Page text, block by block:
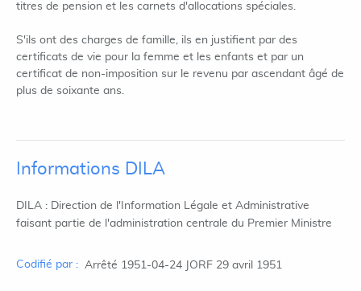
titres de pension et les carnets d'allocations spéciales.
S'ils ont des charges de famille, ils en justifient par des
certificats de vie pour la femme et les enfants et par un
certificat de non-imposition sur le revenu par ascendant âgé de
plus de soixante ans.
Informations DILA
DILA : Direction de l'Information Légale et Administrative
faisant partie de l'administration centrale du Premier Ministre
Codifié par : Arrêté 1951-04-24 JORF 29 avril 1951